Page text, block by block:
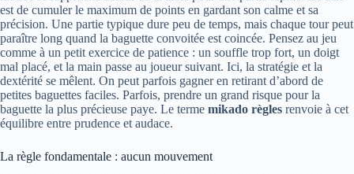
est de cumuler le maximum de points en gardant son calme et sa
précision. Une partie typique dure peu de temps, mais chaque tour peut
paraître long quand la baguette convoitée est coincée. Pensez au jeu
comme à un petit exercice de patience : un souffle trop fort, un doigt
mal placé, et la main passe au joueur suivant. Ici, la stratégie et la
dextérité se mêlent. On peut parfois gagner en retirant d’abord de
petites baguettes faciles. Parfois, prendre un grand risque pour la
baguette la plus précieuse paye. Le terme mikado règles renvoie à cet
équilibre entre prudence et audace.
La règle fondamentale : aucun mouvement